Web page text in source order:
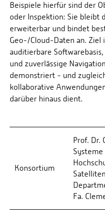
Beispiele hierfür sind der
oder Inspektion: Sie bleibt
erweiterbar und bindet
Geo-/Cloud-Daten an. Ziel
auditierbare
und zuverlässige
demonstriert - und
kollaborative
darüber hinaus dient.
Konsortium
Prof. Dr.
Fa.